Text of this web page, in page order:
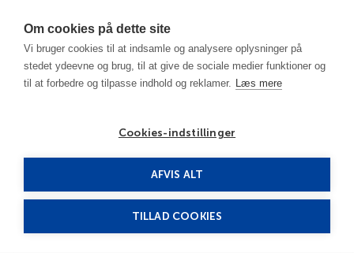
Om cookies på dette site
Vi bruger cookies til at indsamle og analysere oplysninger på
stedet ydeevne og brug, til at give de sociale medier funktioner og
til at forbedre og tilpasse indhold og reklamer. Læs mere
Cookies-indstillinger
AFVIS ALT
TILLAD COOKIES
Costa del Sol Ardales
Description